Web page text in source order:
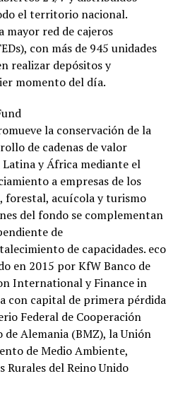
el territorio nacional.
mayor red de cajeros
con más de 945 unidades
realizar depósitos y
momento del día.
la conservación de la
de cadenas de valor
y África mediante el
a empresas de los
forestal, acuícola y turismo
del fondo se complementan
de
de capacidades. eco
en 2015 por KfW Banco de
International y Finance in
con capital de primera pérdida
Federal de Cooperación
Alemania (BMZ), la Unión
de Medio Ambiente,
del Reino Unido